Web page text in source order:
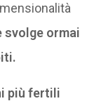
svolge ormai
più fertili